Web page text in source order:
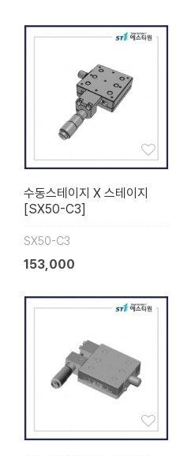
수동스테이지 X 스테이지
[SX50-C3]
SX50-C3
153,000